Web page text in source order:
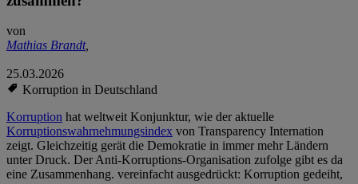
von
Mathias Brandt,
25.03.2026
Korruption in Deutschland
Korruption hat weltweit Konjunktur, wie der aktuelle
Korruptionswahrnehmungsindex von Transparency Internation
zeigt. Gleichzeitig gerät die Demokratie in immer mehr Ländern
unter Druck. Der Anti-Korruptions-Organisation zufolge gibt es da
eine Zusammenhang. vereinfacht ausgedrückt: Korruption gedeiht,